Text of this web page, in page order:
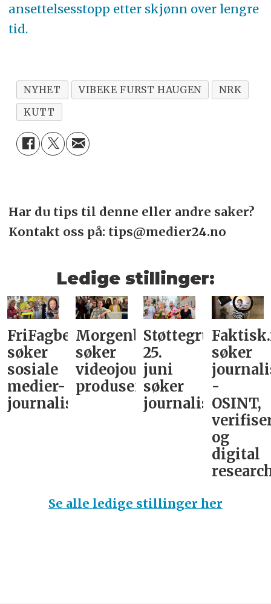
ansettelsesstopp etter skjønn over lengre
tid.
NYHET VIBEKE FURST HAUGEN
NRK
KUTT
Har du tips til denne eller andre saker?
Kontakt oss på: tips@medier24.no
Ledige stillinger:
FriFagbevegelse
søker
sosiale
medier-
journalist
Morgenbladet
søker
videojournalist/podkast-
produsent
Støttegruppa
25.
juni
søker
journalist
søker
-
OSINT,
og
digital
Se alle ledige stillinger her